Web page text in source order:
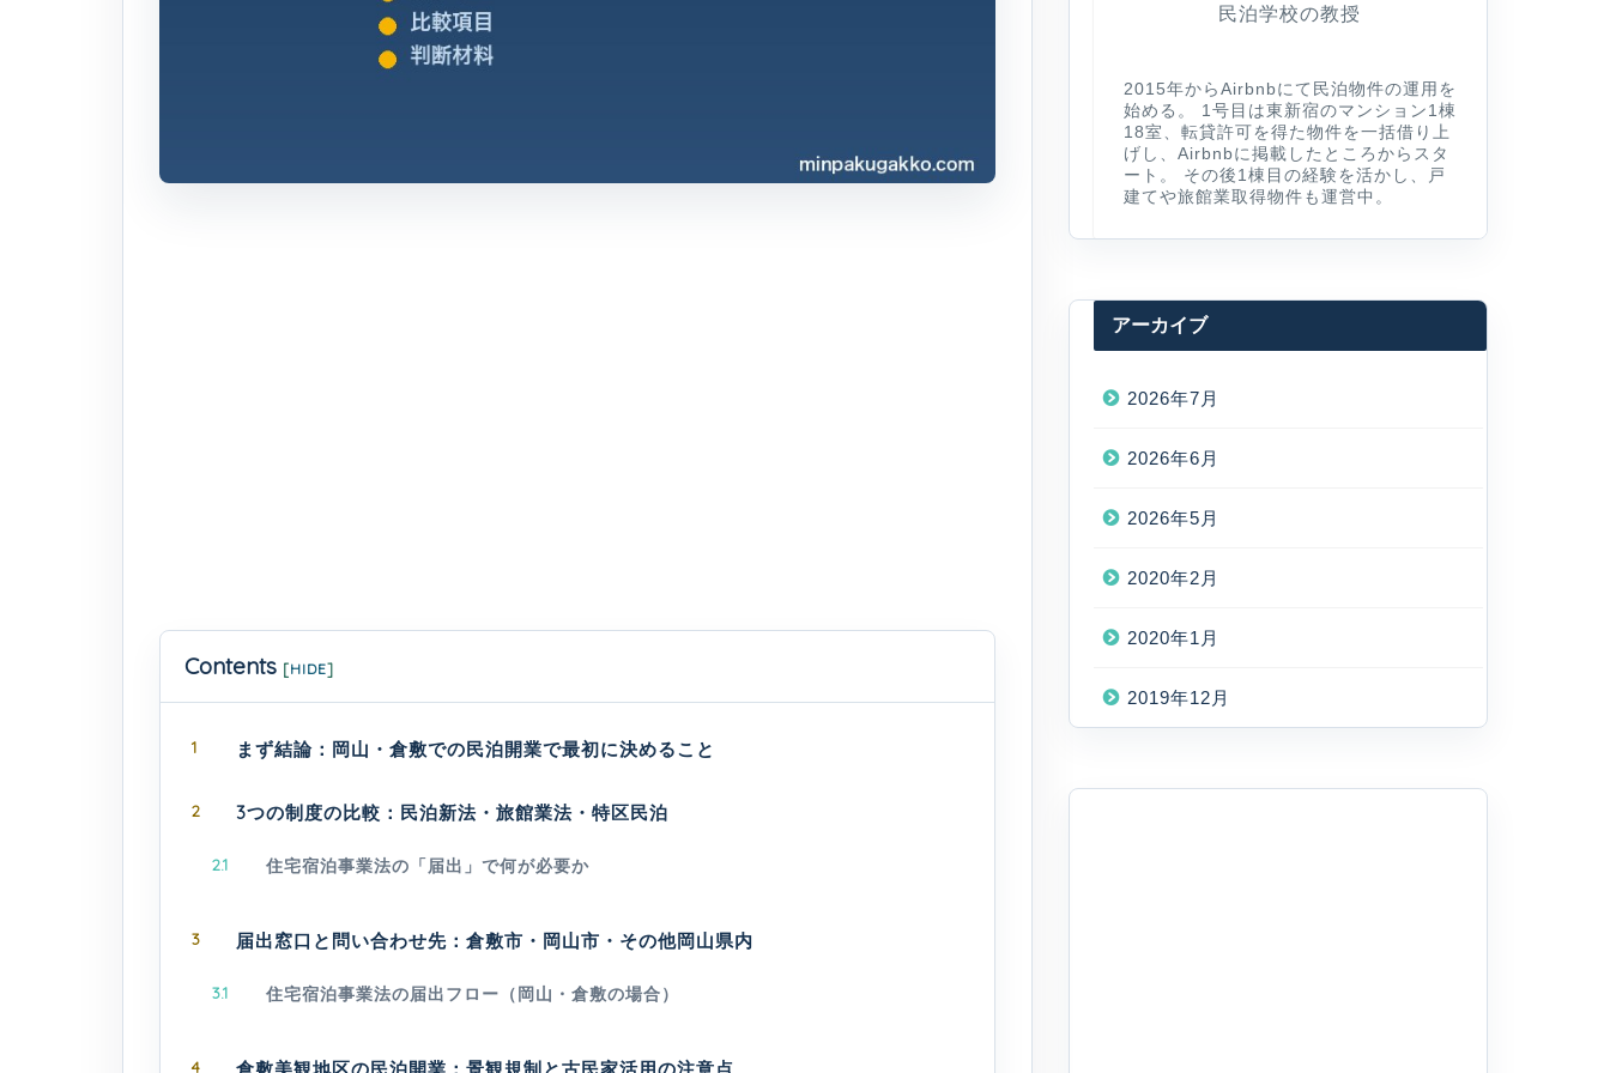
Contents [HIDE]
1 まず結論：岡山・倉敷での民泊開業で最初に決めること
2 3つの制度の比較：民泊新法・旅館業法・特区民泊
2.1 住宅宿泊事業法の「届出」で何が必要か
3 届出窓口と問い合わせ先：倉敷市・岡山市・その他岡山県内
3.1 住宅宿泊事業法の届出フロー（岡山・倉敷の場合）
4
民泊学校の教授
2015年からAirbnbにて民泊物件の運用を
始める。 1号目は東新宿のマンション1棟
18室、転貸許可を得た物件を一括借り上
げし、Airbnbに掲載したところからスタ
ート。 その後1棟目の経験を活かし、戸
建てや旅館業取得物件も運営中。
アーカイブ
2026年7月
2026年6月
2026年5月
2020年2月
2020年1月
2019年12月